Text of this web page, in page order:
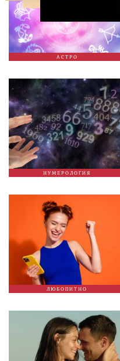
АСТРО
НУМЕРОЛОГИЯ
ЛЮБОПИТНО